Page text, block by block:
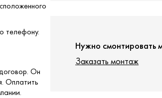
телефону.
Он
Оплатить
Нужно смонтировать
Заказать монтаж